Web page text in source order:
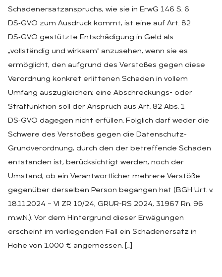
Schadenersatzanspruchs, wie sie in ErwG 146 S. 6
DS‑GVO zum Ausdruck kommt, ist eine auf Art. 82
DS‑GVO gestützte Entschädigung in Geld als
„vollständig und wirksam“ anzusehen, wenn sie es
ermöglicht, den aufgrund des Verstoßes gegen diese
Verordnung konkret erlittenen Schaden in vollem
Umfang auszugleichen; eine Abschreckungs- oder
Straffunktion soll der Anspruch aus Art. 82 Abs. 1
DS‑GVO dagegen nicht erfüllen. Folglich darf weder die
Schwere des Verstoßes gegen die Datenschutz-
Grundverordnung, durch den der betreffende Schaden
entstanden ist, berücksichtigt werden, noch der
Umstand, ob ein Verantwortlicher mehrere Verstöße
gegenüber derselben Person begangen hat (BGH Urt. v.
18.11.2024 – VI ZR 10/24, GRUR-RS 2024, 31967 Rn. 96
m.w.N.). Vor dem Hintergrund dieser Erwägungen
erscheint im vorliegenden Fall ein Schadenersatz in
Höhe von 1.000 € angemessen. […]